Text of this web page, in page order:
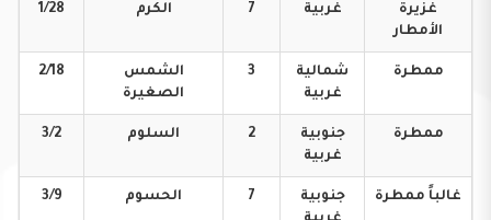
غزيرة
الأمطار
غربية 7 الكرم 1/28
ممطرة
شمالية
غربية
3
الشمس
الصغيرة
2/18
ممطرة
جنوبية
غربية
2 السلوم 3/2
غالباً ممطرة
جنوبية
7 الحسوم 3/9